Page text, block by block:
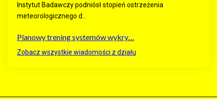
Instytut Badawczy podniósł stopień ostrzeżenia
meteorologicznego d...
Planowy trening systemów wykry…
Zobacz wszystkie wiadomości z działu